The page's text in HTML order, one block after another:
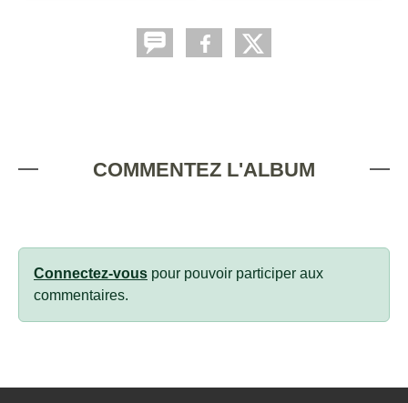
COMMENTEZ L'ALBUM
Connectez-vous pour pouvoir participer aux
commentaires.